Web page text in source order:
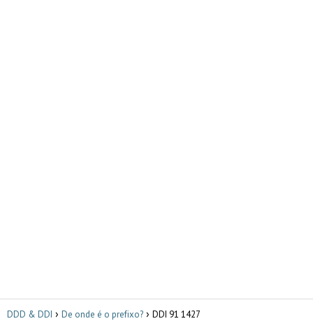
DDD & DDI De onde é o prefixo? DDI 91 1427